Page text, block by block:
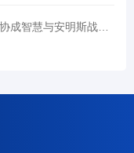
协成智慧与安明斯战略合作 共建物联网+智慧城市新生态